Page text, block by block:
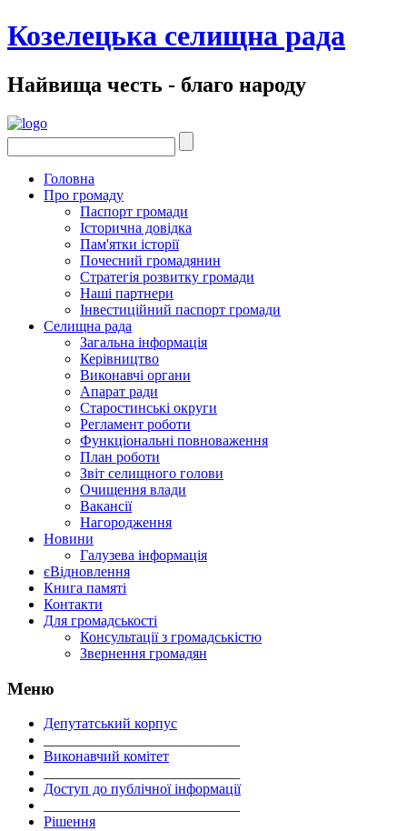
Козелецька селищна рада
Найвища честь - благо народу
Головна
Про громаду
Паспорт громади
Історична довідка
Пам'ятки історії
Почесний громадянин
Стратегія розвитку громади
Наші партнери
Інвестиційний паспорт громади
Селищна рада
Загальна інформація
Керівництво
Виконавчі органи
Апарат ради
Старостинські округи
Регламент роботи
Функціональні повноваження
План роботи
Звіт селищного голови
Очищення влади
Вакансії
Нагородження
Новини
Галузева інформація
єВідновлення
Книга памяті
Контакти
Для громадськості
Консультації з громадськістю
Звернення громадян
Меню
Депутатський корпус
Виконавчий комітет
Доступ до публічної інформації
Рішення